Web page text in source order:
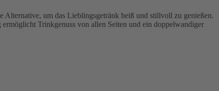
Alternative, um das Lieblingsgetränk heiß und stillvoll zu genießen.
Trinkgenuss von allen Seiten und ein doppelwandiger